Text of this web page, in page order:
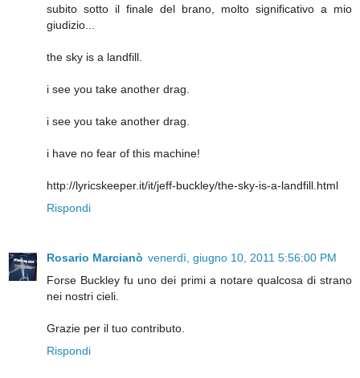
subito sotto il finale del brano, molto significativo a mio
giudizio...
the sky is a landfill.
i see you take another drag.
i see you take another drag.
i have no fear of this machine!
http://lyricskeeper.it/it/jeff-buckley/the-sky-is-a-landfill.html
Rispondi
Rosario Marcianò venerdì, giugno 10, 2011 5:56:00 PM
Forse Buckley fu uno dei primi a notare qualcosa di strano
nei nostri cieli.
Grazie per il tuo contributo.
Rispondi